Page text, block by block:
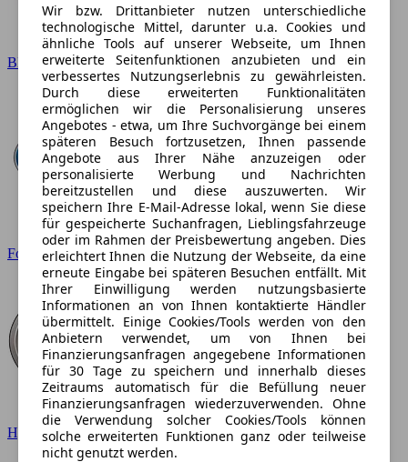
BMW
Ford
Hyundai
Wir bzw. Drittanbieter nutzen unterschiedliche
technologische Mittel, darunter u.a. Cookies und
ähnliche Tools auf unserer Webseite, um Ihnen
erweiterte Seitenfunktionen anzubieten und ein
verbessertes Nutzungserlebnis zu gewährleisten.
Durch diese erweiterten Funktionalitäten
ermöglichen wir die Personalisierung unseres
Angebotes - etwa, um Ihre Suchvorgänge bei einem
späteren Besuch fortzusetzen, Ihnen passende
Angebote aus Ihrer Nähe anzuzeigen oder
personalisierte Werbung und Nachrichten
bereitzustellen und diese auszuwerten. Wir
speichern Ihre E-Mail-Adresse lokal, wenn Sie diese
für gespeicherte Suchanfragen, Lieblingsfahrzeuge
oder im Rahmen der Preisbewertung angeben. Dies
erleichtert Ihnen die Nutzung der Webseite, da eine
erneute Eingabe bei späteren Besuchen entfällt. Mit
Ihrer Einwilligung werden nutzungsbasierte
Informationen an von Ihnen kontaktierte Händler
übermittelt. Einige Cookies/Tools werden von den
Anbietern verwendet, um von Ihnen bei
Finanzierungsanfragen angegebene Informationen
für 30 Tage zu speichern und innerhalb dieses
Zeitraums automatisch für die Befüllung neuer
Finanzierungsanfragen wiederzuverwenden. Ohne
die Verwendung solcher Cookies/Tools können
solche erweiterten Funktionen ganz oder teilweise
nicht genutzt werden.